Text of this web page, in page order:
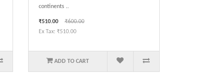
continents ..
₹510.00
₹600.00
Ex Tax: ₹510.00
ADD TO CART